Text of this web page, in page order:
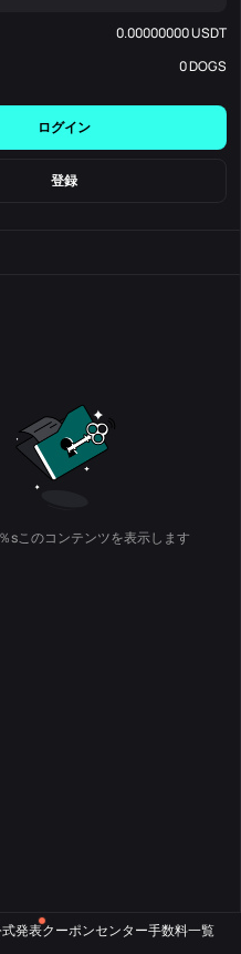
0.00000000USDT
0DOGS
ログイン
登録
sこのコンテンツを表示します
発表クーポンセンター手数料一覧